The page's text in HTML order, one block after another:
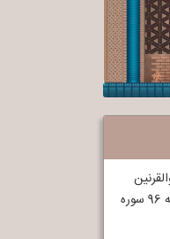
(آیات 83 تا 99 سوره کهف و آیه 96 سوره